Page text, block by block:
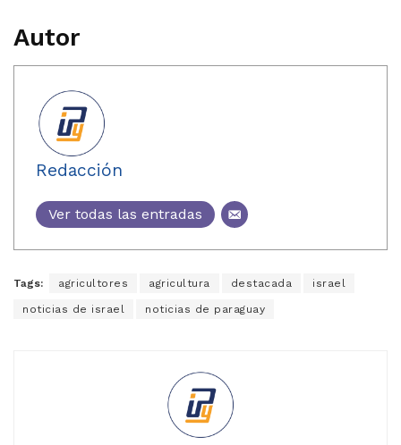
Autor
Redacción
Ver todas las entradas
Tags: agricultores agricultura destacada israel
noticias de israel noticias de paraguay